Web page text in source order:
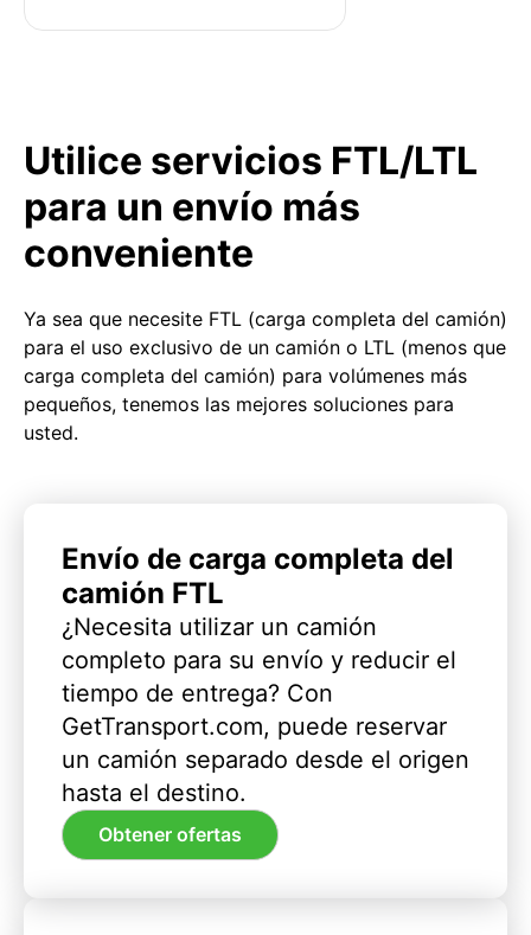
Utilice servicios FTL/LTL
para un envío más
conveniente
Ya sea que necesite FTL (carga completa del camión)
para el uso exclusivo de un camión o LTL (menos que
carga completa del camión) para volúmenes más
pequeños, tenemos las mejores soluciones para
usted.
Envío de carga completa del
camión FTL
¿Necesita utilizar un camión
completo para su envío y reducir el
tiempo de entrega? Con
GetTransport.com, puede reservar
un camión separado desde el origen
hasta el destino.
Obtener ofertas